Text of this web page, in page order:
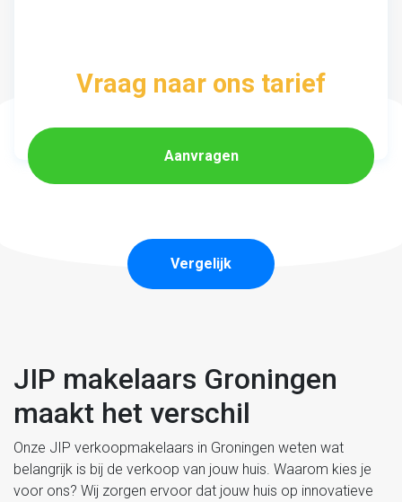
Vraag naar ons tarief
Aanvragen
Vergelijk
JIP makelaars Groningen
maakt het verschil
Onze JIP verkoopmakelaars in Groningen weten wat
belangrijk is bij de verkoop van jouw huis. Waarom kies je
voor ons? Wij zorgen ervoor dat jouw huis op innovatieve